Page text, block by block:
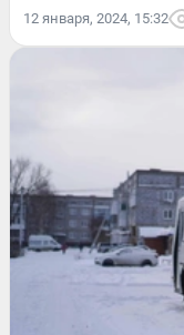
12 января, 2024, 15:32